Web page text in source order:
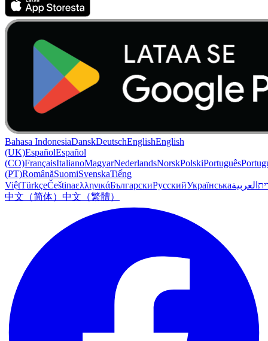
Bahasa IndonesiaDanskDeutschEnglishEnglish
(UK)EspañolEspañol
(CO)FrançaisItalianoMagyarNederlandsNorskPolskiPortuguês
(PT)RomânăSuomiSvenskaTiếng
ViệtTürkçeČeštinaελληνικάБългарскиРусскийУкраїнськаالعربية
中文（简体） 中文（繁體）